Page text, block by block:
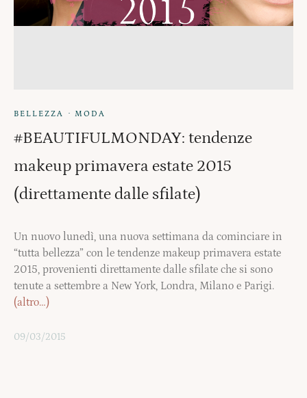
BELLEZZA · MODA
#BEAUTIFULMONDAY: tendenze
makeup primavera estate 2015
(direttamente dalle sfilate)
Un nuovo lunedì, una nuova settimana da cominciare in
“tutta bellezza” con le tendenze makeup primavera estate
2015, provenienti direttamente dalle sfilate che si sono
tenute a settembre a New York, Londra, Milano e Parigi.
(altro…)
09/03/2015